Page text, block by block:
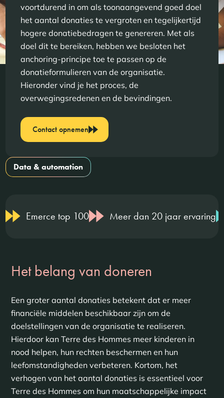
voortdurend in om als toonaangevend goed doel
het aantal donaties te vergroten en tegelijkertijd
hogere donatiebedragen te genereren. Met als
doel dit te bereiken, hebben we besloten het
anchoring-principe toe te passen op de
donatieformulieren van de organisatie.
Hieronder vind je het proces, de
overwegingsredenen en de bevindingen.
Contact opnemen
Data & automation
Emerce top 100 Meer dan 20 jaar ervaring
Het belang van doneren
Een groter aantal donaties betekent dat er meer
financiële middelen beschikbaar zijn om de
doelstellingen van de organisatie te realiseren.
Hierdoor kan Terre des Hommes meer kinderen in
nood helpen, hun rechten beschermen en hun
leefomstandigheden verbeteren. Kortom, het
verhogen van het aantal donaties is essentieel voor
Terre des Hommes om hun maatschappelijke impact